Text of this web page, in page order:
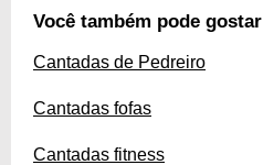
Você também pode gostar
Cantadas de Pedreiro
Cantadas fofas
Cantadas fitness